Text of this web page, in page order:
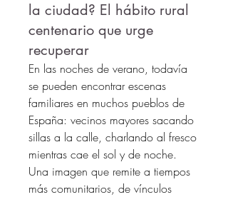
la ciudad? El hábito rural
centenario que urge
recuperar
En las noches de verano, todavía
se pueden encontrar escenas
familiares en muchos pueblos de
España: vecinos mayores sacando
sillas a la calle, charlando al fresco
mientras cae el sol y de noche.
Una imagen que remite a tiempos
más comunitarios, de vínculos